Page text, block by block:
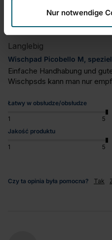
Nur notwendige
Hartmut Möckel
Langlebig
Wischpad Picobello M,
Einfache Handhabung und
Wischpsds kann man nur
Łatwy w obsłudze/obsłudze
1 5
Jakość produktu
1 5
Czy ta opinia była pomocna? Tak